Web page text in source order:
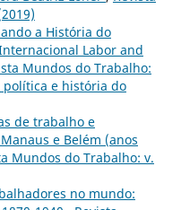
a História do
Labor and
Mundos do Trabalho:
política e história do
de trabalho e
e Belém (anos
Mundos do Trabalho: v.
no mundo: